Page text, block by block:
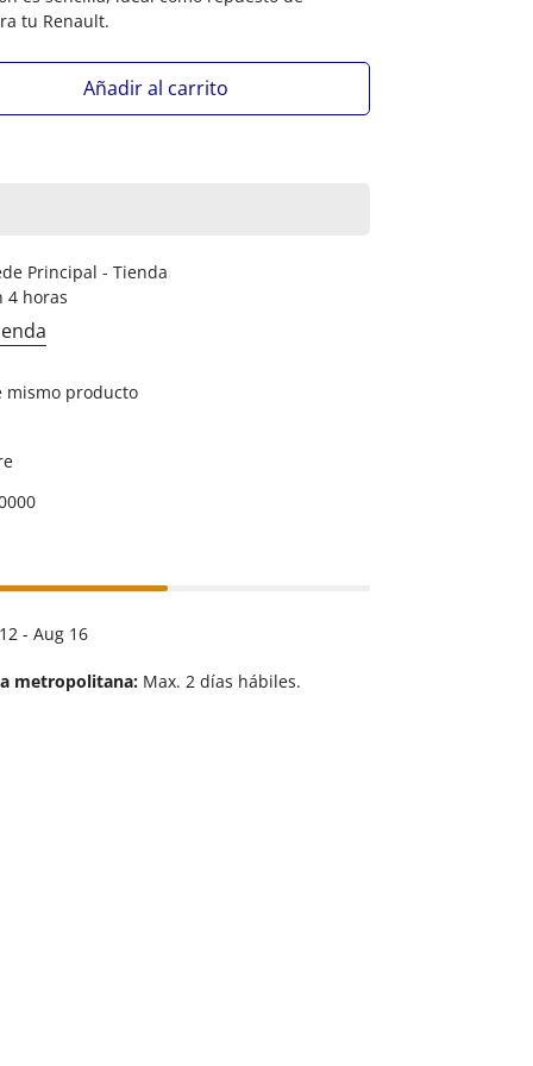
tu Renault.
Añadir al carrito
Principal - Tienda
4 horas
mismo producto
- Aug 16
metropolitana: Max. 2 días hábiles.